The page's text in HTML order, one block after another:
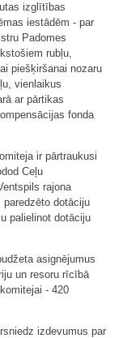
izglītības
iestādēm - par
Padomes
rubļu,
piešķiršanai nozaru
vienlaikus
ar pārtikas
fonda
ir pārtraukusi
Ceļu
rajona
dotāciju
palielinot dotāciju
asignējumus
un resoru rīcībā
- 420
izdevumus par